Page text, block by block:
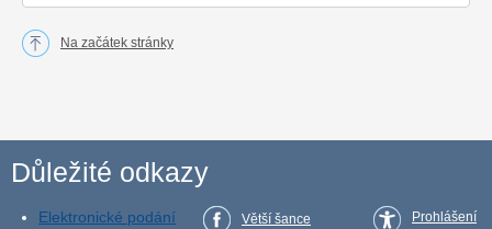
Na začátek stránky
Důležité odkazy
Elektronické podání
Větší šance
Prohlášení